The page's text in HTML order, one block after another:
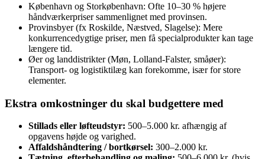
København og Storkøbenhavn: Ofte 10–30 % højere
håndværkerpriser sammenlignet med provinsen.
Provinsbyer (fx Roskilde, Næstved, Slagelse): Mere
konkurrencedygtige priser, men få specialprodukter kan tage
længere tid.
Øer og landdistrikter (Møn, Lolland‑Falster, småøer):
Transport- og logistiktilæg kan forekomme, især for store
elementer.
Ekstra omkostninger du skal budgettere med
Stillads eller løfteudstyr: 500–5.000 kr. afhængig af
opgavens højde og varighed.
Affaldshåndtering / bortkørsel: 300–2.000 kr.